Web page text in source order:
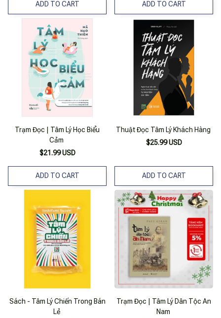
ADD TO CART ADD TO CART
Trạm Đọc | Tâm Lý Học Biểu
Cảm
$21.99 USD
ADD TO CART
Thuật Đọc Tâm Lý Khách Hàng
$25.99 USD
ADD TO CART
Sách - Tâm Lý Chiến Trong Bán
Lẻ
Trạm Đọc | Tâm Lý Dân Tộc An
Nam